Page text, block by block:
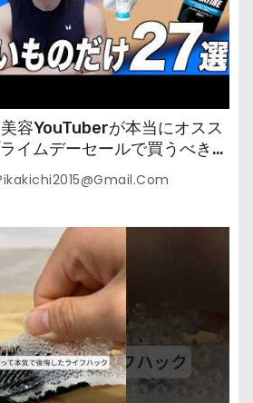
容YouTuberが本当にオスス
イムデーセールで買うべきも